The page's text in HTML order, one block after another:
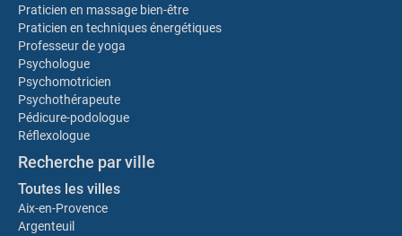
Praticien en massage bien-être
Praticien en techniques énergétiques
Professeur de yoga
Psychologue
Psychomotricien
Psychothérapeute
Pédicure-podologue
Réflexologue
Recherche par ville
Toutes les villes
Aix-en-Provence
Argenteuil